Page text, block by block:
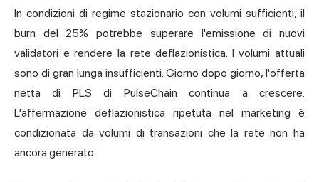
In condizioni di regime stazionario con volumi sufficienti, il
burn del 25% potrebbe superare l'emissione di nuovi
validatori e rendere la rete deflazionistica. I volumi attuali
sono di gran lunga insufficienti. Giorno dopo giorno, l'offerta
netta di PLS di PulseChain continua a crescere.
L'affermazione deflazionistica ripetuta nel marketing è
condizionata da volumi di transazioni che la rete non ha
ancora generato.